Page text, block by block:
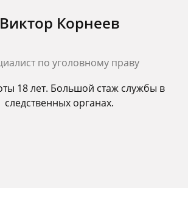
Виктор Корнеев
по уголовному праву
18 лет. Большой стаж службы в
следственных органах.